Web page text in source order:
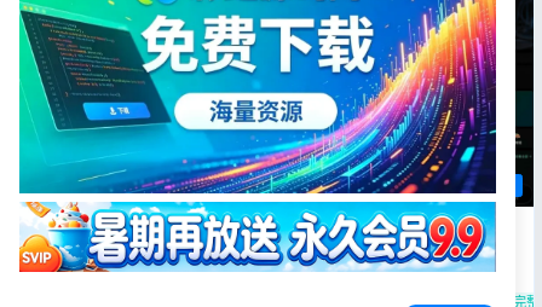
人才教育
仿知识蝉知识付费小程序源码 在
线学习副业项目付费系统源码
AI工具源码
Sora2图生视频小程序源码 前后
端完整 带部署教程
源码简介 Sora2小程序源码带
前端和后端sora 一张图片生成
图生视频教程 前后端完整